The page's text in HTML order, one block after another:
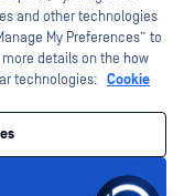
Metascan,
OPSWAT , Protecting the
InQuest, logo-ul InQuest,
mărci comerciale ale
deținătorilor respectivi.
Gestionarea preferințelor
and other technologies
My Preferences” to
details on the how
technologies: Cookie